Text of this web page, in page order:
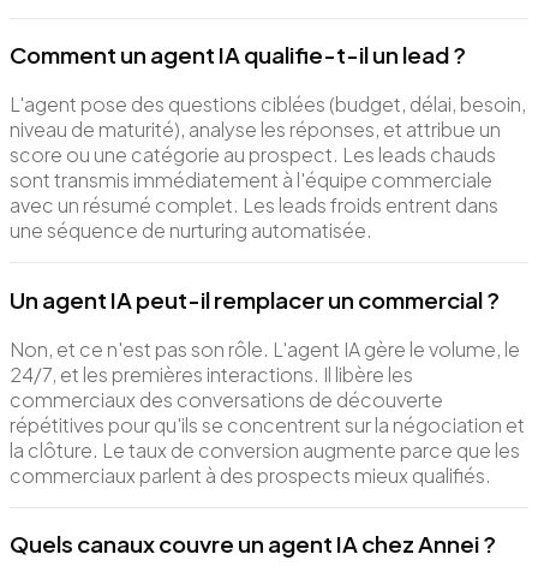
Comment un agent IA qualifie-t-il un lead ?
L'agent pose des questions ciblées (budget, délai, besoin,
niveau de maturité), analyse les réponses, et attribue un
score ou une catégorie au prospect. Les leads chauds
sont transmis immédiatement à l'équipe commerciale
avec un résumé complet. Les leads froids entrent dans
une séquence de nurturing automatisée.
Un agent IA peut-il remplacer un commercial ?
Non, et ce n'est pas son rôle. L'agent IA gère le volume, le
24/7, et les premières interactions. Il libère les
commerciaux des conversations de découverte
répétitives pour qu'ils se concentrent sur la négociation et
la clôture. Le taux de conversion augmente parce que les
commerciaux parlent à des prospects mieux qualifiés.
Quels canaux couvre un agent IA chez Annei ?